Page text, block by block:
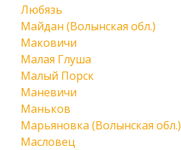
Любязь
Майдан (Волынская обл.)
Маковичи
Малая Глуша
Малый Порск
Маневичи
Маньков
Марьяновка (Волынская обл.)
Масловец